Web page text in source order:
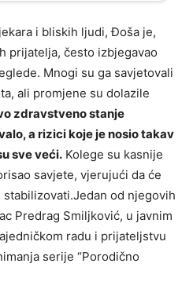
i bliskih ljudi, Đoša je,
prijatelja, često izbjegavao
Mnogi su ga savjetovali
ali promjene su dolazile
zdravstveno stanje
a rizici koje je nosio takav
sve veći. Kolege su kasnije
savjete, vjerujući da će
od njegovih
Predrag Smiljković, u javnim
radu i prijateljstvu
serije “Porodično